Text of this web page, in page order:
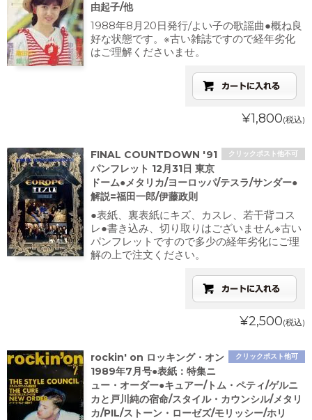
由起子/他
1988年8月20日発行/よい子の歌謡曲●概ね良
好な状態です。※古い雑誌ですので経年劣化
はご理解くださいませ。
¥1,800(税込)
クリックポスト他不可
FINAL COUNTDOWN '91
パンフレット 12月31日 東京
ドーム●メタリカ/ヨーロッパ/テスラ/サンダー●
解説=福田一郎/伊藤政則
●表紙、裏表紙にキズ、カスレ、若干背コス
レ●書き込み、切り取りはございません※古い
パンフレットですので多少の経年劣化にご理
解の上で注文ください。
¥2,500(税込)
クリックポスト他可
rockin' on ロッキング・オン
1989年7月号●表紙：特集ニ
ュー・オーダー●キュアー/トム・ペティ/ゲルニ
カと戸川純の宿命/スタイル・カウンシル/メタリ
カ/PIL/ストーン・ローゼズ/モリッシー/ホリ